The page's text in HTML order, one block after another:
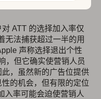
ATT 的选择加入率仅
无法捕获超过一半的用
声称选择退出个性
，但它确实使营销人员
，虽然新的广告位提供
性的机会，但有限的定位
入率可能会迫使营销人